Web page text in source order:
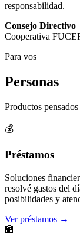
responsabilidad.
Consejo Directivo
Cooperativa
Para vos
Personas
Productos
💰
Préstamos
Soluciones
resolvé gastos del
posibilidades y
Ver préstamos →
🏦